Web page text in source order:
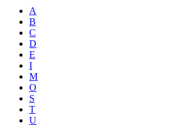
A
B
C
D
E
I
M
O
S
T
U